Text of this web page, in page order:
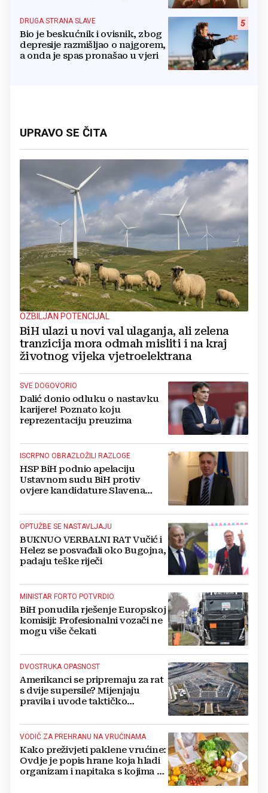
5
DRUGA STRANA SLAVE
Bio je beskućnik i ovisnik, zbog
depresije razmišljao o najgorem,
a onda je spas pronašao u vjeri
UPRAVO SE ČITA
OZBILJAN POTENCIJAL
BiH ulazi u novi val ulaganja, ali zelena
tranzicija mora odmah misliti i na kraj
životnog vijeka vjetroelektrana
SVE DOGOVORIO
Dalić donio odluku o nastavku
karijere! Poznato koju
reprezentaciju preuzima
ISCRPNO OBRAZLOŽILI RAZLOGE
HSP BiH podnio apelaciju
Ustavnom sudu BiH protiv
ovjere kandidature Slavena
OPTUŽBE SE NASTAVLJAJU
BUKNUO VERBALNI RAT Vučić i
Helez se posvađali oko Bugojna,
padaju teške riječi
MINISTAR FORTO POTVRDIO
BiH ponudila rješenje Europskoj
komisiji: Profesionalni vozači ne
mogu više čekati
DVOSTRUKA OPASNOST
Amerikanci se pripremaju za rat
s dvije supersile? Mijenjaju
pravila i uvode taktičko
VODIČ ZA PREHRANU NA VRUĆINAMA
Kako preživjeti paklene vrućine:
Ovdje je popis hrane koja hladi
organizam i napitaka s kojima si